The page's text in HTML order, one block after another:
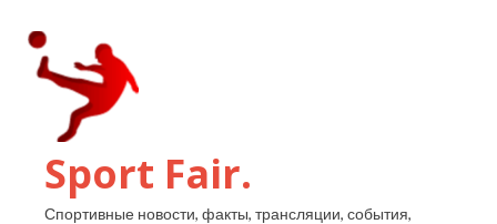
Sport Fair.
Спортивные новости, факты, трансляции, события,